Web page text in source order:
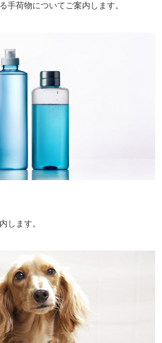
手荷物についてご案内します。
します。